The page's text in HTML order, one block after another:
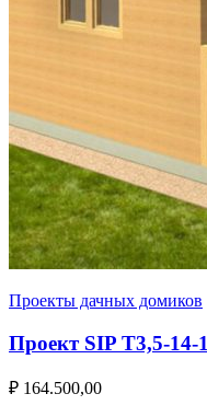
Проекты дачных домиков
Проект SIP T3,5-14-1
₽ 164.500,00